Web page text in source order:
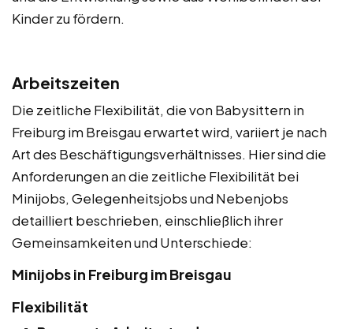
Kinder zu fördern.
Arbeitszeiten
Die zeitliche Flexibilität, die von Babysittern in
Freiburg im Breisgau erwartet wird, variiert je nach
Art des Beschäftigungsverhältnisses. Hier sind die
Anforderungen an die zeitliche Flexibilität bei
Minijobs, Gelegenheitsjobs und Nebenjobs
detailliert beschrieben, einschließlich ihrer
Gemeinsamkeiten und Unterschiede:
Minijobs in Freiburg im Breisgau
Flexibilität